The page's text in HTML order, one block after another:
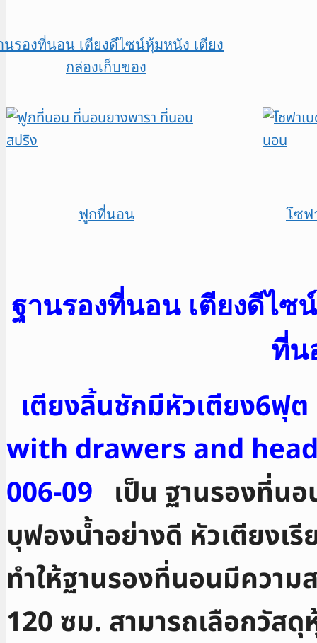
นรองที่นอน เตียงดีไซน์หุ้มหนัง เตียง
กล่องเก็บของ
ฟูกที่นอน โซฟ
ฐานรองที่นอน เตียงดีไ
ที่น
เตียงลิ้นชักมีหัวเตียง6ฟุ
with drawers and
006-09 เป็น ฐานรองที่น
บุฟองน้ำอย่างดี หัวเตียงเ
ทำให้ฐานรองที่นอนมีความ
120 ซม. สามารถเลือกวัส